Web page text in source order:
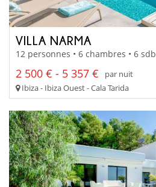
VILLA NARMA
12 personnes • 6 chambres • 6 sdb
2 500 € - 5 357 €
par nuit
Ibiza - Ibiza Ouest - Cala Tarida